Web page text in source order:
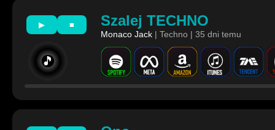
▶ ■
🎵
Szalej TECHNO
Monaco Jack | Techno | 35 dni temu